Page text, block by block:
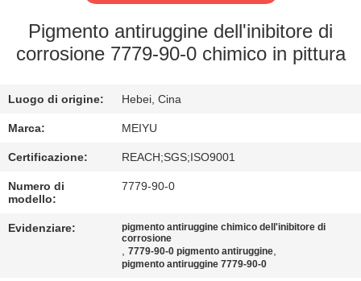
VISITA
FABBRICA
CONTROLLO
DELLA
QUALITÀ
CONTATTACI
Pigmento antiruggine dell'inibitore di
corrosione 7779-90-0 chimico in pittura
Luogo di origine: Hebei, Cina
Marca: MEIYU
Certificazione: REACH;SGS;ISO9001
Numero di
modello:
7779-90-0
Evidenziare:
pigmento antiruggine chimico dell'inibitore di
corrosione
,7779-90-0 pigmento antiruggine,
pigmento antiruggine 7779-90-0